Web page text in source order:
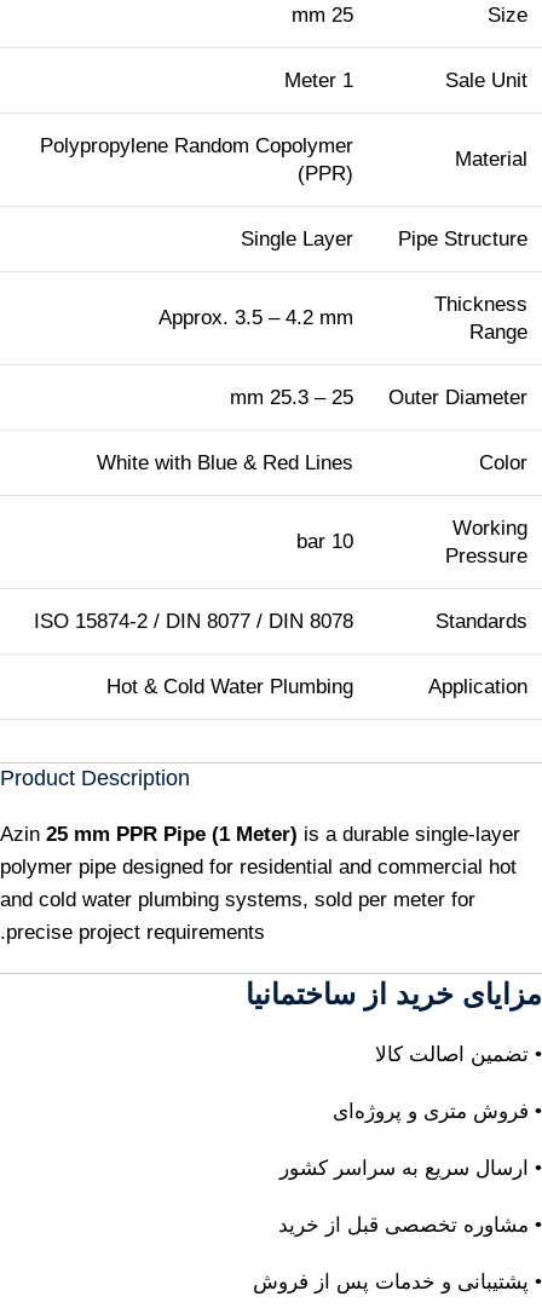
Size
25 mm
Sale Unit
1 Meter
Material
Polypropylene Random Copolymer
(PPR)
Pipe Structure
Single Layer
Thickness
Range
Approx. 3.5 – 4.2 mm
Outer Diameter
25 – 25.3 mm
Color
White with Blue & Red Lines
Working
Pressure
10 bar
Standards
ISO 15874-2 / DIN 8077 / DIN 8078
Application
Hot & Cold Water Plumbing
Product Description
Azin 25 mm PPR Pipe (1 Meter) is a durable single-layer
polymer pipe designed for residential and commercial hot
and cold water plumbing systems, sold per meter for
precise project requirements.
مزایای خرید از ساختمانیا
• تضمین اصالت کالا
• فروش متری و پروژه‌ای
• ارسال سریع به سراسر کشور
• مشاوره تخصصی قبل از خرید
• پشتیبانی و خدمات پس از فروش